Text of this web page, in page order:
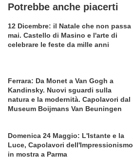
Potrebbe anche piacerti
12 Dicembre: il Natale che non passa
mai. Castello di Masino e l'arte di
celebrare le feste da mille anni
Ferrara: Da Monet a Van Gogh a
Kandinsky. Nuovi sguardi sulla
natura e la modernità. Capolavori dal
Museum Boijmans Van Beuningen
Domenica 24 Maggio: L'Istante e la
Luce, Capolavori dell'Impressionismo
in mostra a Parma